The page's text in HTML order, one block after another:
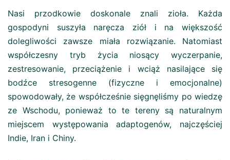
Nasi przodkowie doskonale znali zioła. Każda
gospodyni suszyła naręcza ziół i na większość
dolegliwości zawsze miała rozwiązanie. Natomiast
współczesny tryb życia niosący wyczerpanie,
zestresowanie, przeciążenie i wciąż nasilające się
bodźce stresogenne (fizyczne i emocjonalne)
spowodowały, że współcześnie sięgnęliśmy po wiedzę
ze Wschodu, ponieważ to te tereny są naturalnym
miejscem występowania adaptogenów, najczęściej
Indie, Iran i Chiny.